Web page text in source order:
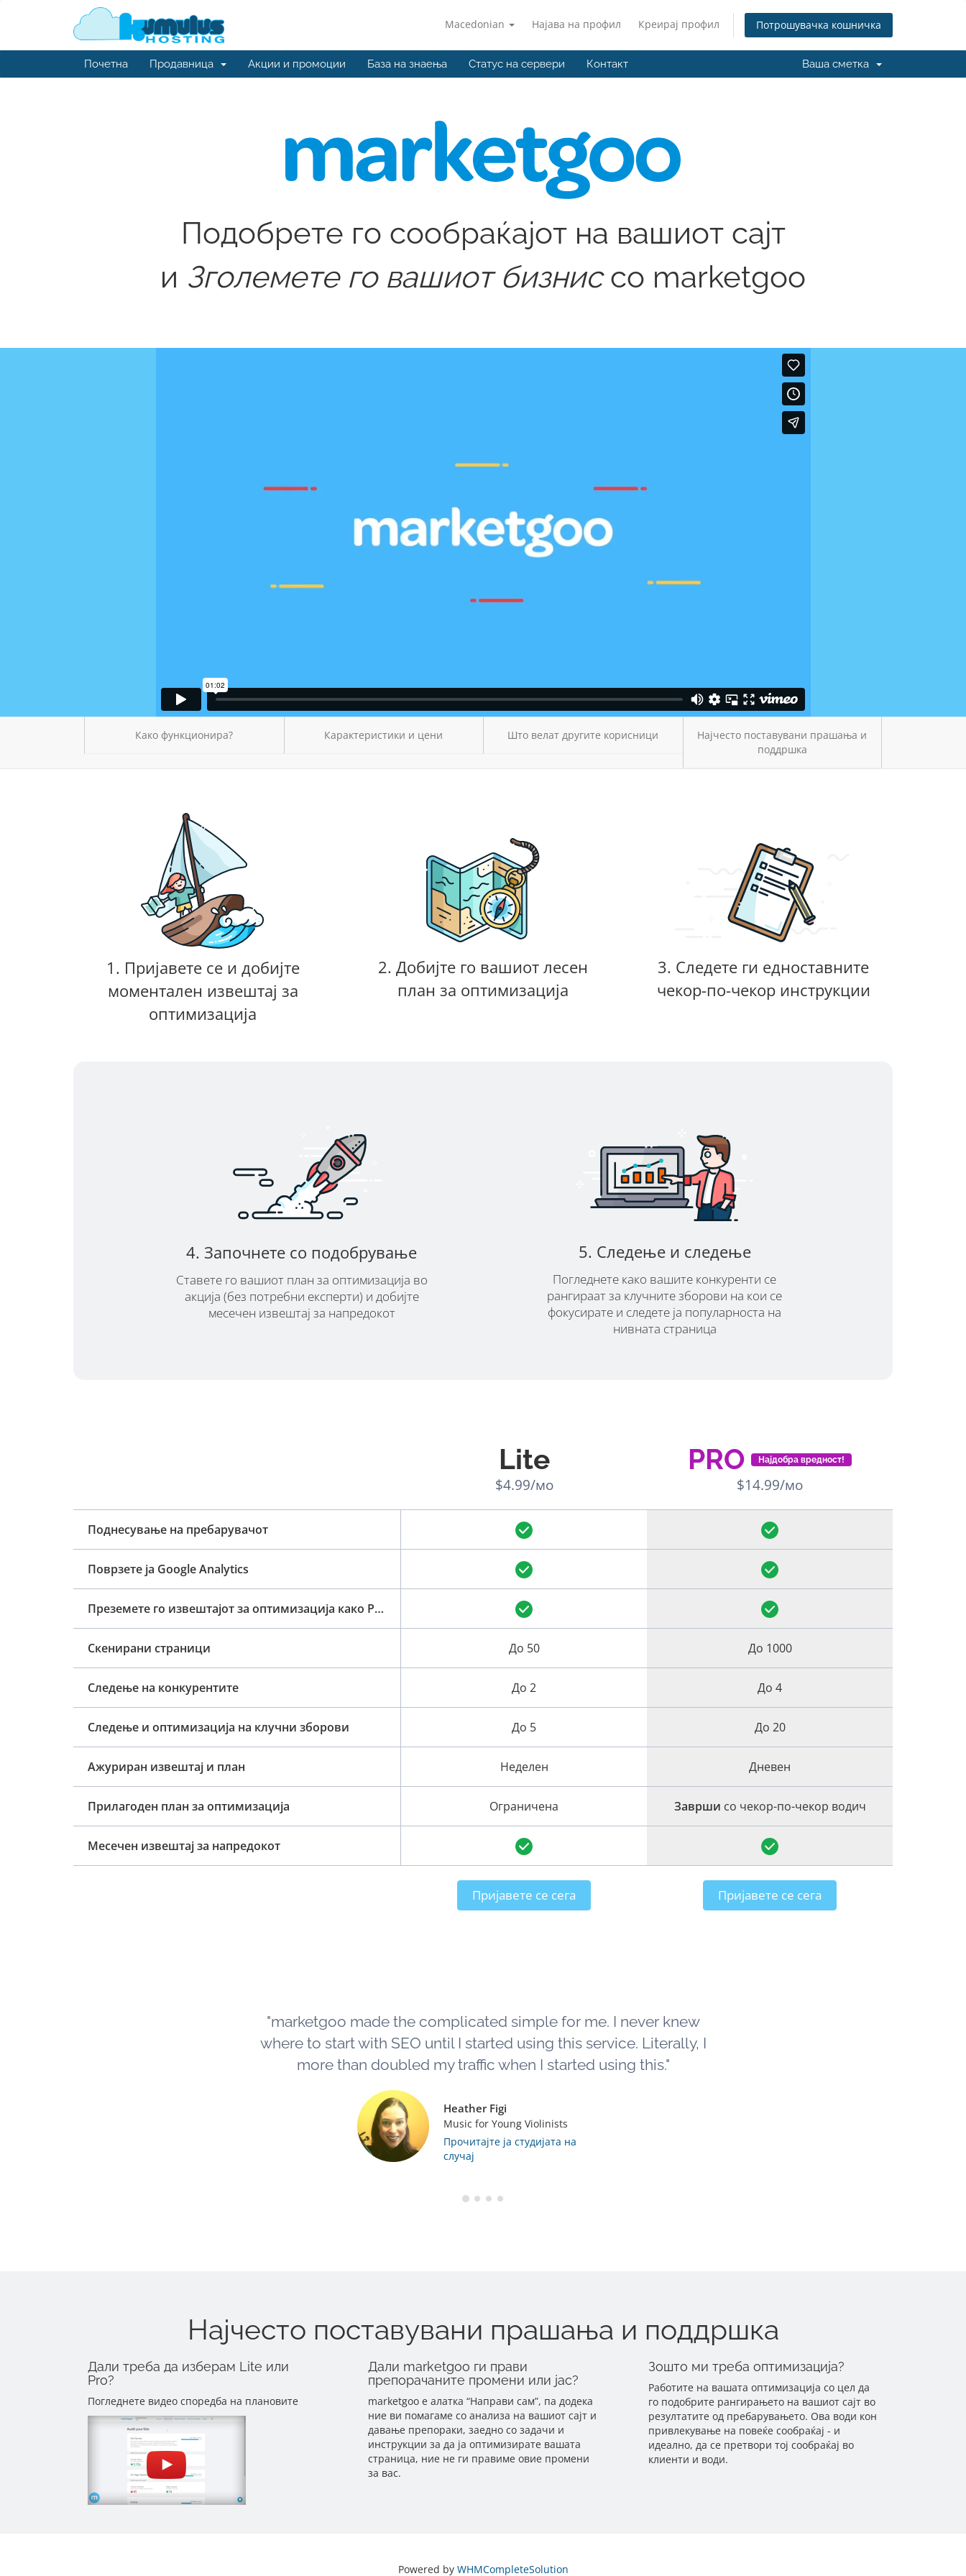
Macedonian Најава на профил Креирај профил Потрошувачка кошничка
Почетна Продавница Акции и промоции База на знаења Статус на сервери Контакт Ваша сметка
Подобрете го сообраќајот на вашиот сајт
и Зголемете го вашиот бизниссо marketgoo
Како функционира? Карактеристики и цени Што велат другите корисници
Најчесто поставувани прашања и
поддршка
1. Пријавете се и добијте
моментален извештај за
оптимизација
2. Добијте го вашиот лесен
план за оптимизација
3. Следете ги едноставните
чекор-по-чекор инструкции
4. Започнете со подобрување
Ставете го вашиот план за оптимизација во
акција (без потребни експерти) и добијте
месечен извештај за напредокот
5. Следење и следење
Погледнете како вашите конкуренти се
рангираат за клучните зборови на кои се
фокусирате и следете ја популарноста на
нивната страница
Поднесување на пребарувачот
Поврзете ја Google Analytics
Преземете го извештајот за оптимизација како PDF
Скенирани страници
Следење на конкурентите
Следење и оптимизација на клучни зборови
Ажуриран извештај и план
Прилагоден план за оптимизација
Месечен извештај за напредокот
Lite
$4.99/мо
До 50
До 2
До 5
Неделен
Ограничена
Пријавете се сега
PRO Најдобра вредност!
$14.99/мо
До 1000
До 4
До 20
Дневен
Заврши со чекор-по-чекор водич
Пријавете се сега
"marketgoo made the complicated simple for me. I never knew
where to start with SEO until I started using this service. Literally, I
more than doubled my traffic when I started using this."
Heather Figi
Music for Young Violinists
Прочитајте ја студијата на
случај
Најчесто поставувани прашања и поддршка
Дали треба да изберам Lite или
Pro?
Погледнете видео споредба на плановите
Дали marketgoo ги прави
препорачаните промени или јас?
marketgoo е алатка “Направи сам”, па додека
ние ви помагаме со анализа на вашиот сајт и
давање препораки, заедно со задачи и
инструкции за да ја оптимизирате вашата
страница, ние не ги правиме овие промени
за вас.
Зошто ми треба оптимизација?
Работите на вашата оптимизација со цел да
го подобрите рангирањето на вашиот сајт во
резултатите од пребарувањето. Ова води кон
привлекување на повеќе сообраќај - и
идеално, да се претвори тој сообраќај во
клиенти и води.
Powered by WHMCompleteSolution